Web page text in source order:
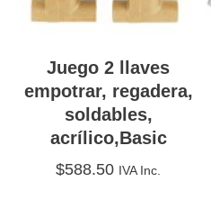
Juego 2 llaves
empotrar, regadera,
soldables,
acrílico,Basic
$588.50 IVA Inc.